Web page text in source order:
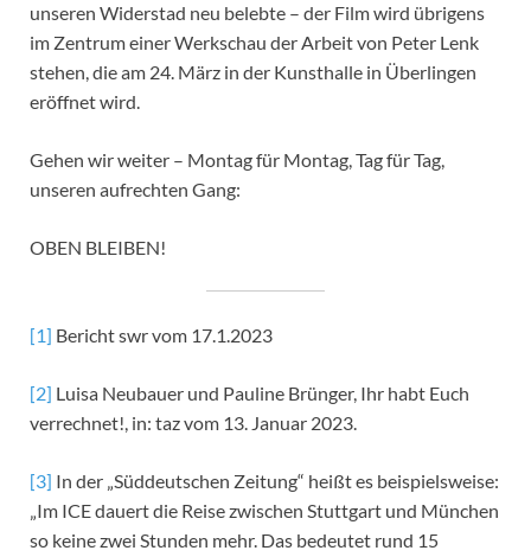
unseren Widerstad neu belebte – der Film wird übrigens
im Zentrum einer Werkschau der Arbeit von Peter Lenk
stehen, die am 24. März in der Kunsthalle in Überlingen
eröffnet wird.
Gehen wir weiter – Montag für Montag, Tag für Tag,
unseren aufrechten Gang:
OBEN BLEIBEN!
[1] Bericht swr vom 17.1.2023
[2] Luisa Neubauer und Pauline Brünger, Ihr habt Euch
verrechnet!, in: taz vom 13. Januar 2023.
[3] In der „Süddeutschen Zeitung“ heißt es beispielsweise:
„Im ICE dauert die Reise zwischen Stuttgart und München
so keine zwei Stunden mehr. Das bedeutet rund 15